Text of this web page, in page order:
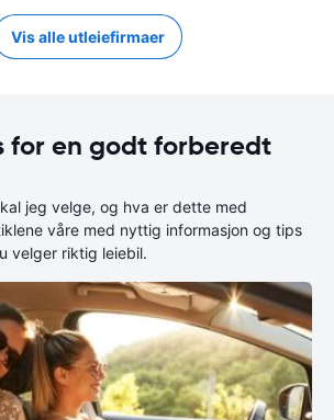
Vis alle utleiefirmaer
for en godt forberedt
jeg velge, og hva er dette med
våre med nyttig informasjon og tips
velger riktig leiebil.